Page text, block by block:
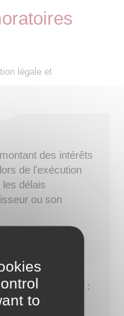
légale et
des intérêts
de l'exécution
délais
ou son
calculer les
fiscale à
a obtenu :
par une
to